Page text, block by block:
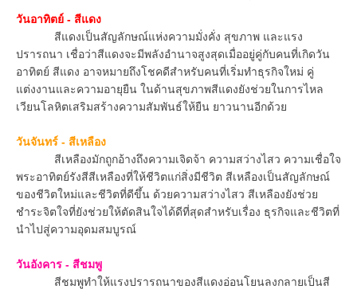
วันอาทิตย์ - สีแดง
สีแดงเป็นสัญลักษณ์แห่งความมั่งคั่ง สุขภาพ และแรง
ปรารถนา เชื่อว่าสีแดงจะมีพลังอำนาจสูงสุดเมื่ออยู่คู่กับคนที่เกิดวัน
อาทิตย์ สีแดง อาจหมายถึงโชคดีสำหรับคนที่เริ่มทำธุรกิจใหม่ คู่
แต่งงานและความอายุยืน ในด้านสุขภาพสีแดงยังช่วยในการไหล
เวียนโลหิตเสริมสร้างความสัมพันธ์ให้ยืน ยาวนานอีกด้วย
วันจันทร์ - สีเหลือง
สีเหลืองมักถูกอ้างถึงความเจิดจ้า ความสว่างไสว ความเชื่อใจ
พระอาทิตย์รังสีสีเหลืองที่ให้ชีวิตแก่สิ่งมีชีวิต สีเหลืองเป็นสัญลักษณ์
ของชีวิตใหม่และชีวิตที่ดีขึ้น ด้วยความสว่างไสว สีเหลืองยังช่วย
ชำระจิตใจที่ยังช่วยให้ตัดสินใจได้ดีที่สุดสำหรับเรื่อง ธุรกิจและชีวิตที่
นำไปสู่ความอุดมสมบูรณ์
วันอังคาร - สีชมพู
สีชมพูทำให้แรงปรารถนาของสีแดงอ่อนโยนลงกลายเป็นสี